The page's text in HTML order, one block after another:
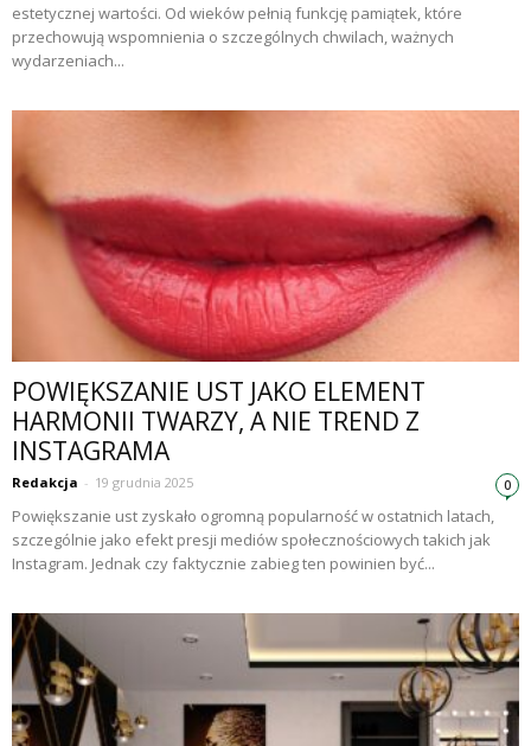
estetycznej wartości. Od wieków pełnią funkcję pamiątek, które
przechowują wspomnienia o szczególnych chwilach, ważnych
wydarzeniach...
POWIĘKSZANIE UST JAKO ELEMENT
HARMONII TWARZY, A NIE TREND Z
INSTAGRAMA
Redakcja - 19 grudnia 2025 0
Powiększanie ust zyskało ogromną popularność w ostatnich latach,
szczególnie jako efekt presji mediów społecznościowych takich jak
Instagram. Jednak czy faktycznie zabieg ten powinien być...